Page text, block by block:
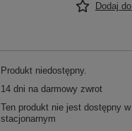
Dodaj
Produkt niedostępny
14 dni na darmowy zwrot
Ten produkt nie jest dostępny
stacjonarnym